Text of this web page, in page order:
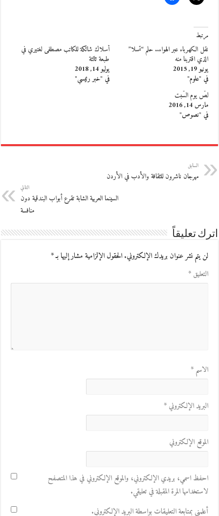
مرتبط
نقل الكهرباء عبر الهواء.. حلم “تسلا”
الذي اقتربنا منه
يونيو 19, 2015
في "علوم"
أسلاك شائكة للكاتب مصطفى لغتيري في
طبعة ثالثة
يوليو 14, 2018
في "خبر رئيسي"
لصّ يوم السّبت
مارس 14, 2016
في "نصوص"
السابق
مهرجان ناشرون للثقافة والأدب في الأردن
التالي
السينما العربية الشابة تقرع أبواب البندقية دون
منافسة
اترك تعليقاً
لن يتم نشر عنوان بريدك الإلكتروني.الحقول الإلزامية مشار إليها بـ*
التعليق*
الاسم*
البريد الإلكتروني*
الموقع الإلكتروني
احفظ اسمي، بريدي الإلكتروني، والموقع الإلكتروني في هذا المتصفح
لاستخدامها المرة المقبلة في تعليقي.
أعلمني بمتابعة التعليقات بواسطة البريد الإلكتروني.